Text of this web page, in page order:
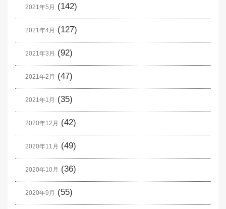
2021年5月 (142)
2021年4月 (127)
2021年3月 (92)
2021年2月 (47)
2021年1月 (35)
2020年12月 (42)
2020年11月 (49)
2020年10月 (36)
2020年9月 (55)